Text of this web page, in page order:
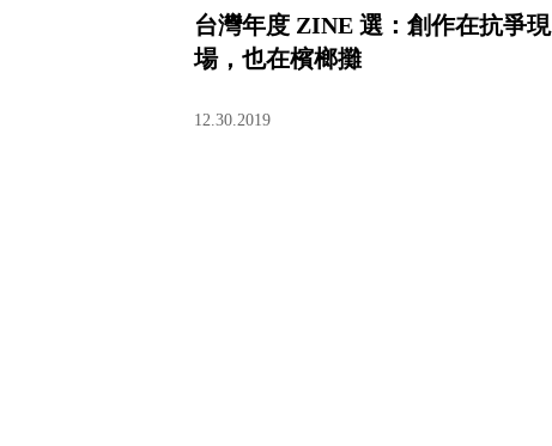
台灣年度 ZINE 選：創作在抗爭現
場，也在檳榔攤
12.30.2019